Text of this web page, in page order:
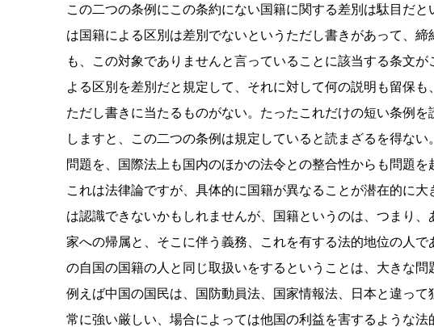
この二つの条例にこの条約にない国籍に関する差別は駄目だ
は国籍による区別は差別でないというただし書きがあって、
も、この対象でありませんと言っていることに該当する条文
よる区別を差別だと規定して、それに対して何の説明も留保
ただし書きに当たるものがない。たったこれだけの短い条例
しますと、この二つの条例は規定していると読まざるを得な
問題を、国際法上も国内のほかの法令との整合性からも問題を
これは法律論ですが、具体的に国籍が異なることが潜在的に
は認識できないかもしれませんが、国籍というのは、つまり
家への帰属と、そこに伴う義務、これを有する法的地位の人
の自国の国籍の人と同じ取扱いをするということは、大きな問
例えば中国の国民は、国防動員法、国家情報法、日本と違っ
常に強い厳しい、場合によっては他国の利益を害するような